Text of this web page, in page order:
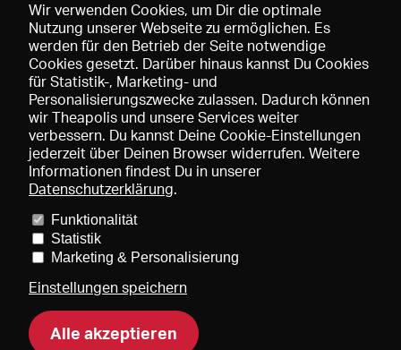
Premium-Mitglied werden, um diesen Artikel zu
lesen.
Preise und Mitgliedschaften
Mediadaten
Über uns Impressum
Wir verwenden Cookies, um Dir die optimale
Nutzung unserer Webseite zu ermöglichen. Es
werden für den Betrieb der Seite notwendige
Cookies gesetzt. Darüber hinaus kannst Du Cookies
für Statistik-, Marketing- und
Personalisierungszwecke zulassen. Dadurch können
wir Theapolis und unsere Services weiter
verbessern. Du kannst Deine Cookie-Einstellungen
jederzeit über Deinen Browser widerrufen. Weitere
Informationen findest Du in unserer
Datenschutzerklärung.
Funktionalität
Statistik
Marketing & Personalisierung
Einstellungen speichern
Alle akzeptieren